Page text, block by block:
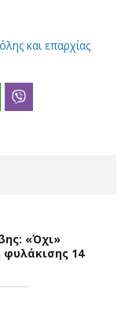
και επαρχίας
WhatsApp
«Όχι»
φυλάκισης 14